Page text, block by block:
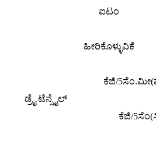
ಐಟಂ
ಹೀರಿಕೊಳ್ಳುವಿಕೆ
ಡ್ರೈ ಟೆನ್ಸೈಲ್
ಕೆಜಿ/
ಕೆಜಿ/